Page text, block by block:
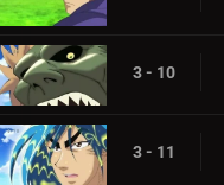
3 - 10
3 - 11